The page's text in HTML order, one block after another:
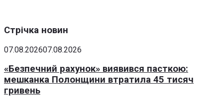
Стрічка новин
07.08.202607.08.2026
«Безпечний рахунок» виявився пасткою:
мешканка Полонщини втратила 45 тисяч
гривень